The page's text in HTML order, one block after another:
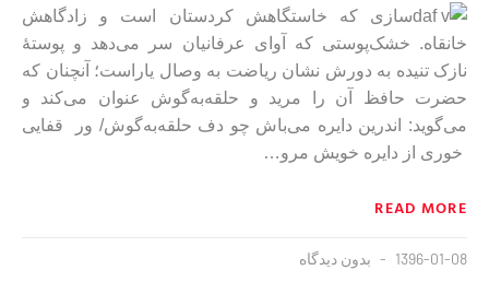
سازی که خاستگاهش کردستان است و زادگاهش
خانقاه. خشک‌پوستی که آوای عرفانیان سر می‌دهد و پوستهٔ
نازک تنیده به دورش نشان ریاضت به وصال یاراست؛ آنچنان که
حضرت حافظ آن را مرید و حلقه‌به‌گوش عنوان می‌کند و
می‌گوید: اندرین دایره می‌باش چو دف حلقه‌به‌گوش/ ور قفایی
خوری از دایره خویش مرو…
READ MORE
1396-01-08 بدون دیدگاه